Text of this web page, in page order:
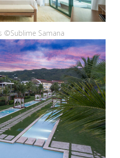
©Sublime Samana